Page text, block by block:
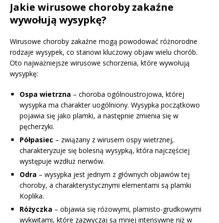
Jakie wirusowe choroby zakaźne
wywołują wysypkę?
Wirusowe choroby zakaźne mogą powodować różnorodne
rodzaje wysypek, co stanowi kluczowy objaw wielu chorób.
Oto najważniejsze wirusowe schorzenia, które wywołują
wysypkę:
Ospa wietrzna – choroba ogólnoustrojowa, której
wysypka ma charakter uogólniony. Wysypka początkowo
pojawia się jako plamki, a następnie zmienia się w
pęcherzyki.
Półpasiec – związany z wirusem ospy wietrznej,
charakteryzuje się bolesną wysypką, która najczęściej
występuje wzdłuż nerwów.
Odra – wysypka jest jednym z głównych objawów tej
choroby, a charakterystycznymi elementami są plamki
Koplika.
Różyczka – objawia się różowymi, plamisto-grudkowymi
wykwitami, które zazwyczaj są mniej intensywne niż w